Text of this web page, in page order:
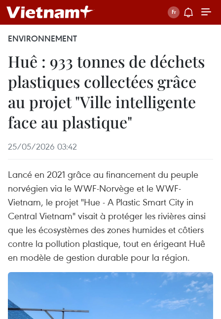
ENVIRONNEMENT
Huê : 933 tonnes de déchets
plastiques collectées grâce
au projet "Ville intelligente
face au plastique"
25/05/2026 03:42
Lancé en 2021 grâce au financement du peuple
norvégien via le WWF-Norvège et le WWF-
Vietnam, le projet "Hue - A Plastic Smart City in
Central Vietnam" visait à protéger les rivières ainsi
que les écosystèmes des zones humides et côtiers
contre la pollution plastique, tout en érigeant Huê
en modèle de gestion durable pour la région.